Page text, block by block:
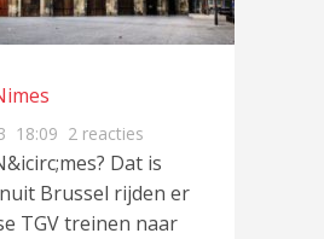
18:09 2 reacties
Dat is
Brussel rijden er
TGV treinen naar